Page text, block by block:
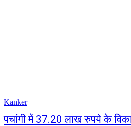
Kanker
पचांगी में 37.20 लाख रुपये के